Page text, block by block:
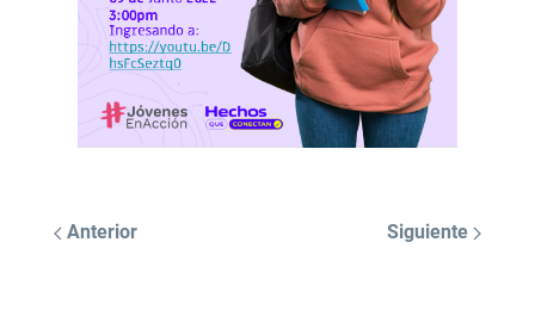
Anterior Siguiente